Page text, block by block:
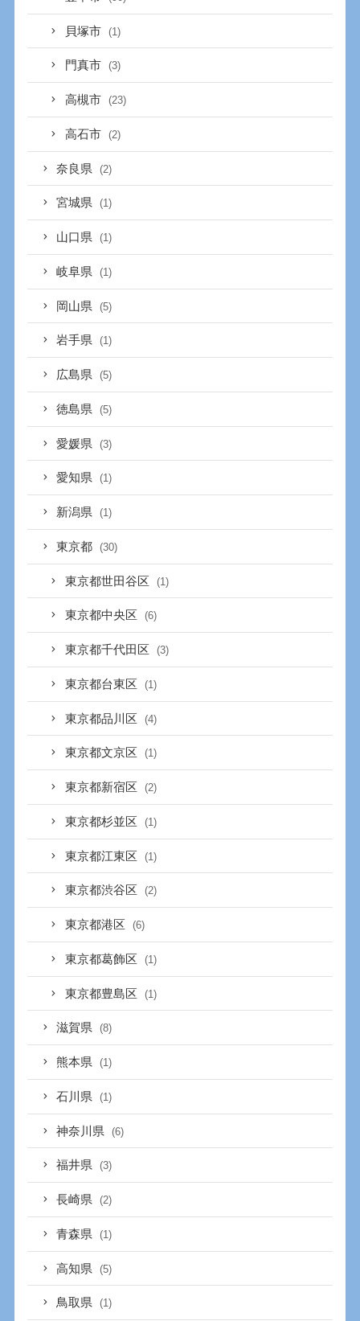
貝塚市 (1)
門真市 (3)
高槻市 (23)
高石市 (2)
奈良県 (2)
宮城県 (1)
山口県 (1)
岐阜県 (1)
岡山県 (5)
岩手県 (1)
広島県 (5)
徳島県 (5)
愛媛県 (3)
愛知県 (1)
新潟県 (1)
東京都 (30)
東京都世田谷区 (1)
東京都中央区 (6)
東京都千代田区 (3)
東京都台東区 (1)
東京都品川区 (4)
東京都文京区 (1)
東京都新宿区 (2)
東京都杉並区 (1)
東京都江東区 (1)
東京都渋谷区 (2)
東京都港区 (6)
東京都葛飾区 (1)
東京都豊島区 (1)
滋賀県 (8)
熊本県 (1)
石川県 (1)
神奈川県 (6)
福井県 (3)
長崎県 (2)
青森県 (1)
高知県 (5)
鳥取県 (1)